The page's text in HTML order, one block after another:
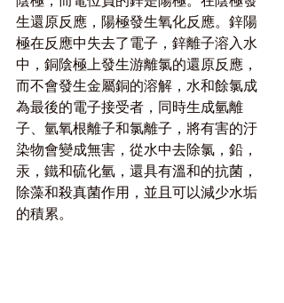
生還原反應，陽極發生氧化反應。鋅陽
極在反應中失去了電子，鋅離子溶入水
中，銅陰極上發生游離氯的還原反應，
而不會發生金屬銅的溶解，水和餘氯成
為最後的電子接受者，同時生成氫離
子、氫氧根離子和氯離子，將有害的汙
染物會變成無害，從水中去除氯，鉛，
汞，鐵和硫化氫，還具有溫和的抗菌，
除藻和殺真菌作用，並且可以減少水垢
的積累。